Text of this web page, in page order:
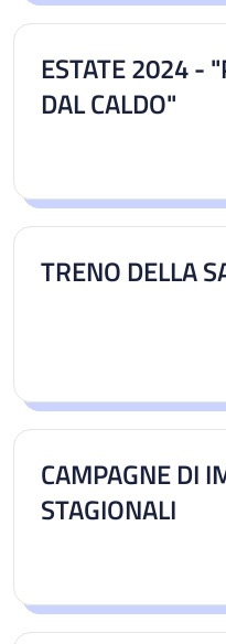
ESTATE 2024 -
DAL CALDO"
TRENO DELLA
CAMPAGNE DI
STAGIONALI